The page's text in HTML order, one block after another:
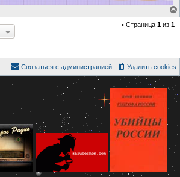
• Страница 1 из 1
Удалить cookies
Связаться с администрацией